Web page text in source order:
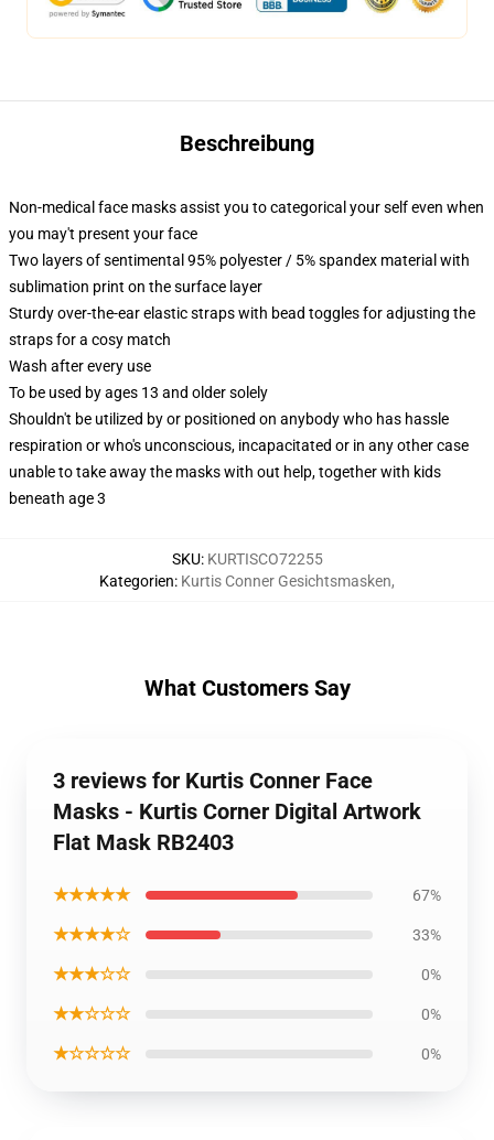
Beschreibung
Non-medical face masks assist you to categorical your self even when
you may't present your face
Two layers of sentimental 95% polyester / 5% spandex material with
sublimation print on the surface layer
Sturdy over-the-ear elastic straps with bead toggles for adjusting the
straps for a cosy match
Wash after every use
To be used by ages 13 and older solely
Shouldn't be utilized by or positioned on anybody who has hassle
respiration or who's unconscious, incapacitated or in any other case
unable to take away the masks with out help, together with kids
beneath age 3
SKU: KURTISCO72255
Kategorien: Kurtis Conner Gesichtsmasken,
What Customers Say
3 reviews for Kurtis Conner Face
Masks - Kurtis Corner Digital Artwork
Flat Mask RB2403
★★★★★ 67%
★★★★☆ 33%
★★★☆☆ 0%
★★☆☆☆ 0%
★☆☆☆☆ 0%